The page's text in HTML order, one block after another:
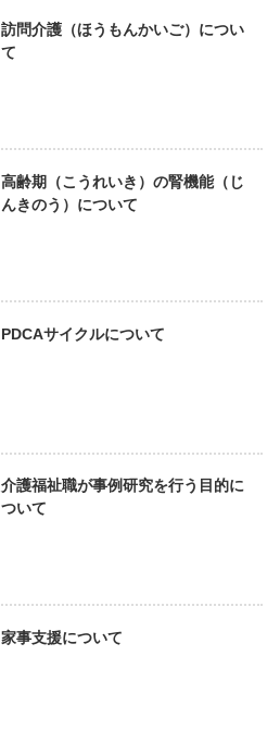
訪問介護（ほうもんかいご）につい
て
高齢期（こうれいき）の腎機能（じ
んきのう）について
PDCAサイクルについて
介護福祉職が事例研究を行う目的に
ついて
家事支援について